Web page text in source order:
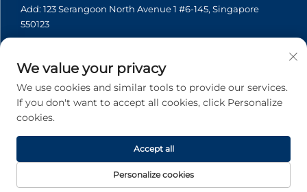
Add: 123 Serangoon North Avenue 1 #6-145, Singapore
550123
ເບີໂທລະສັບ:+65 6935 2033
ອີເມວ:[email protected]
ລິขະສິດ © 2026 Asia Generator Co., Ltd. ທຸກລິຂະສິດຖືກຮັກສາ. -
ນະໂຍບາຍຄວາມເປັນສ່ວນຕົວ
We value your privacy
We use cookies and similar tools to provide our services.
If you don't want to accept all cookies, click Personalize
cookies.
Personalize cookies
Accept all